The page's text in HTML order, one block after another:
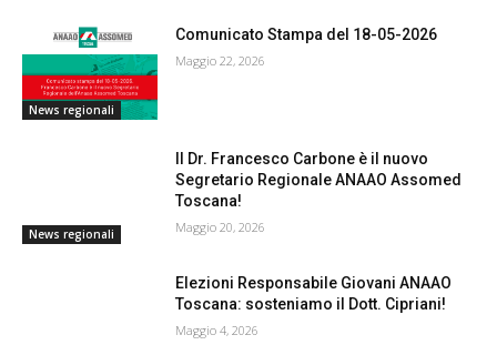
News regionali
Comunicato Stampa del 18-05-2026
Maggio 22, 2026
News regionali
Il Dr. Francesco Carbone è il nuovo
Segretario Regionale ANAAO Assomed
Toscana!
Maggio 20, 2026
Elezioni Responsabile Giovani ANAAO
Toscana: sosteniamo il Dott. Cipriani!
Maggio 4, 2026